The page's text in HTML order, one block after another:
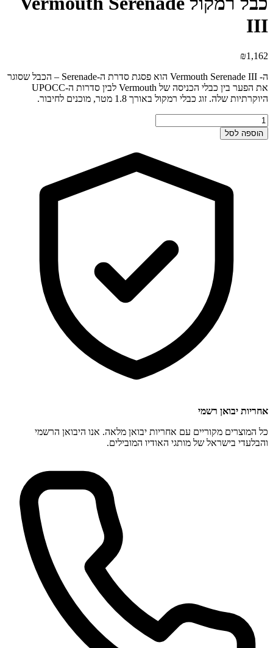
III
₪1,162
ה- Vermouth Serenade III הוא פסגת סדרת ה-Serenade – הכבל שסוגר
את הפער בין כבלי הכניסה של Vermouth לבין סדרות ה-UPOCC
היוקרתיות שלה. זוג כבלי רמקול באורך 1.8 מטר, מוכנים לחיבור.
כמות
של
כבל
הוספה לסל
אחריות יבואן רשמי
כל המוצרים מקוריים עם אחריות יבואן מלאה. אנו היבואן הרשמי
והבלעדי בישראל של מותגי האודיו המובילים.